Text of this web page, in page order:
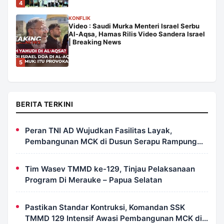
4
5
KONFLIK
Video : Saudi Murka Menteri Israel Serbu
Al-Aqsa, Hamas Rilis Video Sandera Israel
| Breaking News
BERITA TERKINI
Peran TNI AD Wujudkan Fasilitas Layak,
Pembangunan MCK di Dusun Serapu Rampung
Dikerjakan
Tim Wasev TMMD ke-129, Tinjau Pelaksanaan
Program Di Merauke – Papua Selatan
Pastikan Standar Kontruksi, Komandan SSK
TMMD 129 Intensif Awasi Pembangunan MCK di